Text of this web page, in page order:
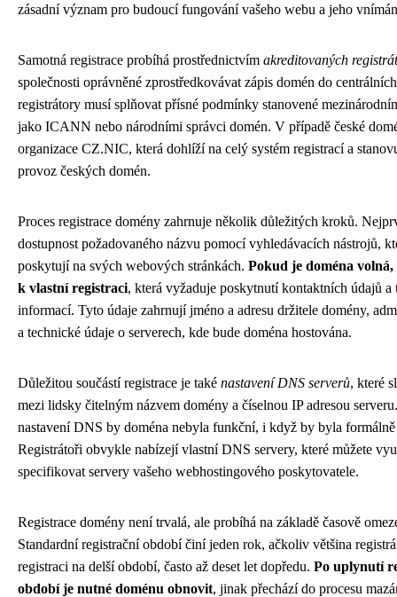
zásadní význam pro budoucí fungování vašeho webu a jeho
Samotná registrace probíhá prostřednictvím akreditovaných
společnosti oprávněné zprostředkovávat zápis domén do
registrátory musí splňovat přísné podmínky stanovené
jako ICANN nebo národními správci domén. V případě české
organizace CZ.NIC, která dohlíží na celý systém registrací a
provoz českých domén.
Proces registrace domény zahrnuje několik důležitých kroků.
dostupnost požadovaného názvu pomocí vyhledávacích nástrojů,
poskytují na svých webových stránkách. Pokud je doména
k vlastní registraci, která vyžaduje poskytnutí kontaktních údajů a
informací. Tyto údaje zahrnují jméno a adresu držitele domény,
a technické údaje o serverech, kde bude doména hostována.
Důležitou součástí registrace je také nastavení DNS serverů, které
mezi lidsky čitelným názvem domény a číselnou IP adresou
nastavení DNS by doména nebyla funkční, i když by byla formálně
Registrátoři obvykle nabízejí vlastní DNS servery, které můžete
specifikovat servery vašeho webhostingového poskytovatele.
Registrace domény není trvalá, ale probíhá na základě časově
Standardní registrační období činí jeden rok, ačkoliv většina
registraci na delší období, často až deset let dopředu. Po uplynutí
období je nutné doménu obnovit, jinak přechází do procesu